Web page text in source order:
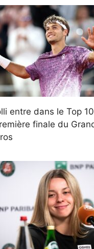
entre dans le Top
finale du